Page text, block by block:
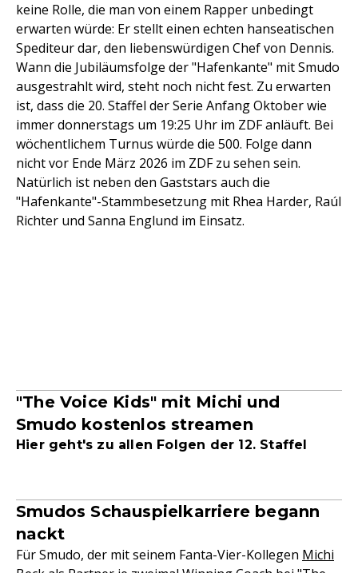
keine Rolle, die man von einem Rapper unbedingt
erwarten würde: Er stellt einen echten hanseatischen
Spediteur dar, den liebenswürdigen Chef von Dennis.
Wann die Jubiläumsfolge der "Hafenkante" mit Smudo
ausgestrahlt wird, steht noch nicht fest. Zu erwarten
ist, dass die 20. Staffel der Serie Anfang Oktober wie
immer donnerstags um 19:25 Uhr im ZDF anläuft. Bei
wöchentlichem Turnus würde die 500. Folge dann
nicht vor Ende März 2026 im ZDF zu sehen sein.
Natürlich ist neben den Gaststars auch die
"Hafenkante"-Stammbesetzung mit Rhea Harder, Raúl
Richter und Sanna Englund im Einsatz.
"The Voice Kids" mit Michi und
Smudo kostenlos streamen
Hier geht's zu allen Folgen der 12. Staffel
Smudos Schauspielkarriere begann
nackt
Für Smudo, der mit seinem Fanta-Vier-Kollegen Michi